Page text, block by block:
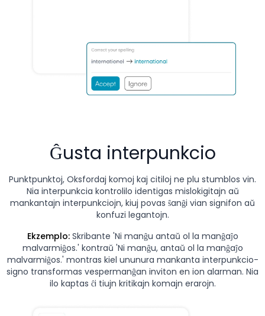
Ĝusta interpunkcio
Punktpunktoj, Oksfordaj komoj kaj citiloj ne plu stumblos vin.
Nia interpunkcia kontrolilo identigas mislokigitajn aŭ
mankantajn interpunkciojn, kiuj povas ŝanĝi vian signifon aŭ
konfuzi legantojn.
Ekzemplo:Skribante 'Ni manĝu antaŭ ol la manĝaĵo
malvarmiĝos.' kontraŭ 'Ni manĝu, antaŭ ol la manĝaĵo
malvarmiĝos.' montras kiel ununura mankanta interpunkcio-
signo transformas vespermanĝan inviton en ion alarman. Nia
ilo kaptas ĉi tiujn kritikajn komajn erarojn.